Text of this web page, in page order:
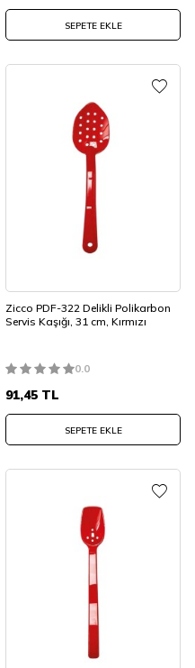
SEPETE EKLE
Zicco PDF-322 Delikli Polikarbon
Servis Kaşığı, 31 cm, Kırmızı
0.0
91,45 TL
SEPETE EKLE